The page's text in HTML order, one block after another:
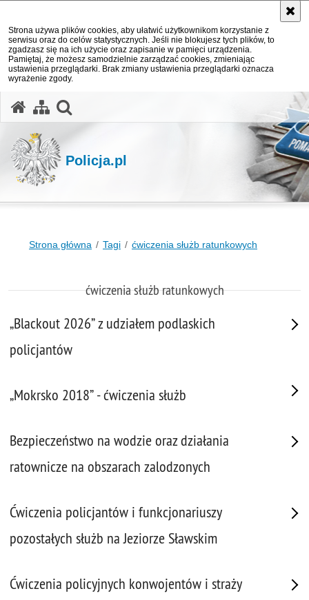
Strona używa plików cookies, aby ułatwić użytkownikom korzystanie z
serwisu oraz do celów statystycznych. Jeśli nie blokujesz tych plików, to
zgadzasz się na ich użycie oraz zapisanie w pamięci urządzenia.
Pamiętaj, że możesz samodzielnie zarządzać cookies, zmieniając
ustawienia przeglądarki. Brak zmiany ustawienia przeglądarki oznacza
wyrażenie zgody.
Policja.pl
Strona główna Tagi ćwiczenia służb ratunkowych
ćwiczenia służb ratunkowych
„Blackout 2026” z udziałem podlaskich
policjantów
„Mokrsko 2018” - ćwiczenia służb
Bezpieczeństwo na wodzie oraz działania
ratownicze na obszarach zalodzonych
Ćwiczenia policjantów i funkcjonariuszy
pozostałych służb na Jeziorze Sławskim
Ćwiczenia policyjnych konwojentów i straży